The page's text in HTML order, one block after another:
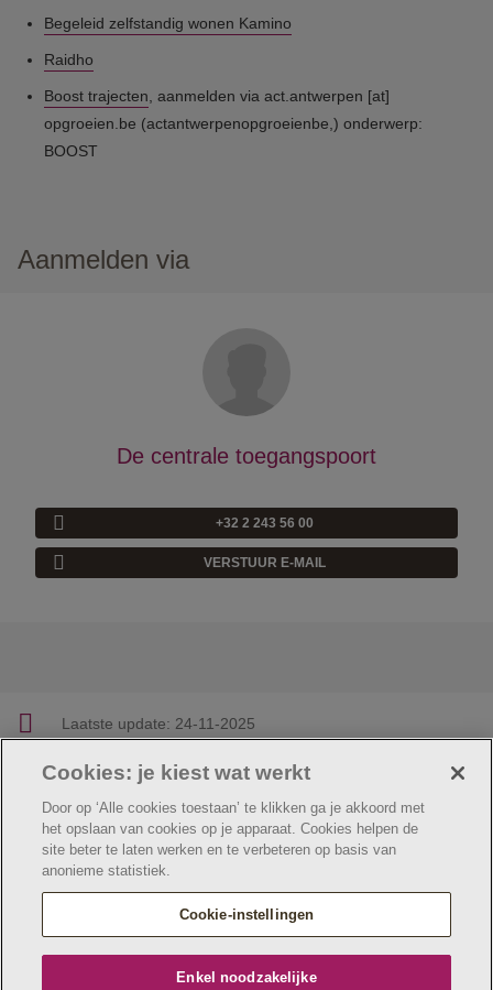
Begeleid zelfstandig wonen Kamino
Raidho
Boost trajecten , aanmelden via act.antwerpen [at]
opgroeien.be (actantwerpenopgroeienbe,) onderwerp:
BOOST
Aanmelden via
De centrale toegangspoort
+32 2 243 56 00
VERSTUUR E-MAIL
Laatste update: 24-11-2025
© Jeugdzorg Emmaüs
Cookie verklaring
Privacybeleid
Webtoegankelijkheidsverklaring
Jeugdzorg Emmaüs maakt deel uit van
Cookies: je kiest wat werkt
Door op ‘Alle cookies toestaan’ te klikken ga je akkoord met
het opslaan van cookies op je apparaat. Cookies helpen de
site beter te laten werken en te verbeteren op basis van
anonieme statistiek.
Cookie-instellingen
Enkel noodzakelijke